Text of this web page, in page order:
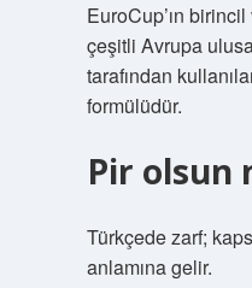
EuroCup’ın
çeşitli Avrupa
tarafından
formülüdür.
Pir olsun
Türkçede zarf;
anlamına gelir.